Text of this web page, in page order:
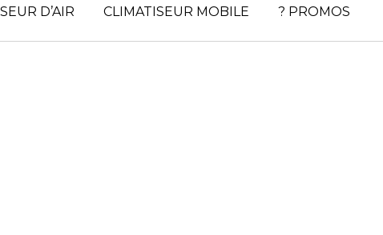
D’AIR CLIMATISEUR MOBILE ? PROMOS